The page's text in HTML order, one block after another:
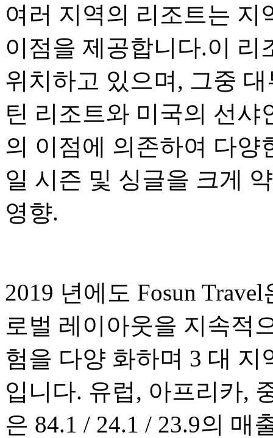
여러 지역의 리조트는 지
이점을 제공합니다.이 리
위치하고 있으며, 그중
틴 리조트와 미국의 선
의 이점에 의존하여 다양
일 시즌 및 싱글을 크게
영향.
2019 년에도 Fosun
로벌 레이아웃을 지속적
험을 다양 화하며 3 대
입니다. 유럽, 아프리카,
은 84.1 / 24.1 / 23.9의 매